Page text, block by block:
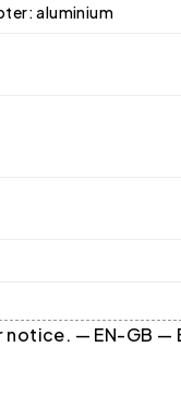
aluminium
— EN-GB —